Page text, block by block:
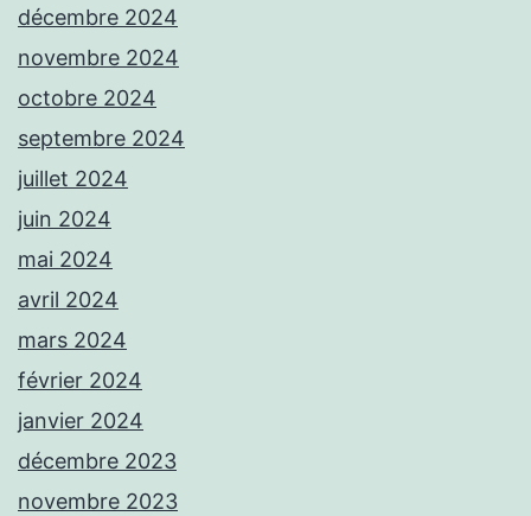
décembre 2024
novembre 2024
octobre 2024
septembre 2024
juillet 2024
juin 2024
mai 2024
avril 2024
mars 2024
février 2024
janvier 2024
décembre 2023
novembre 2023